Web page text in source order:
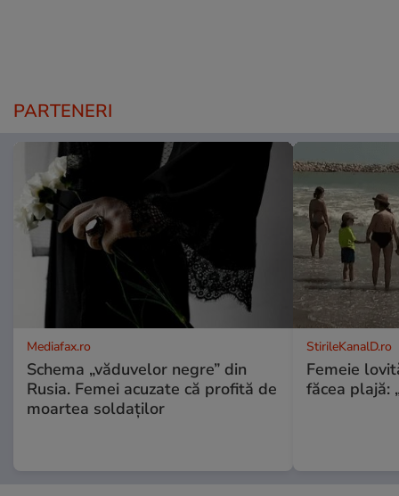
PARTENERI
Mediafax.ro
Schema „văduvelor negre” din
Rusia. Femei acuzate că profită de
moartea soldaților
StirileKanalD.ro
Femeie
făcea plajă: